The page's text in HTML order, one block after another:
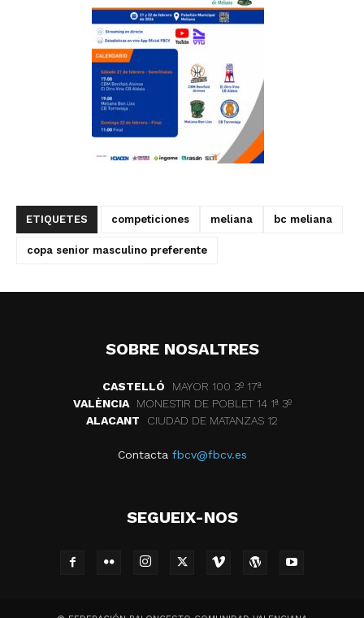
ETIQUETES competiciones meliana bc meliana
copa senior masculino preferente
SOBRE NOSALTRES
CASTELLÓ
MAYOR 100 3º 17ª
VALÈNCIA
MONESTIR DE POBLET 14 1ª 3º
ALACANT
CIUDAD DE MATANZAS 12
Contacta fbcv@fbcv.es
SEGUEIX-NOS